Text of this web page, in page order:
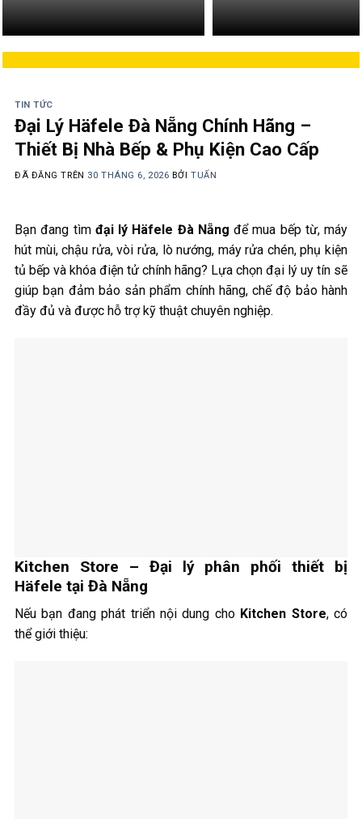
TIN TỨC
Đại Lý Häfele Đà Nẵng Chính Hãng –
Thiết Bị Nhà Bếp & Phụ Kiện Cao Cấp
ĐÃ ĐĂNG TRÊN 30 THÁNG 6, 2026 BỞITUẤN
Bạn đang tìm đại lý Häfele Đà Nẵng để mua bếp từ, máy
hút mùi, chậu rửa, vòi rửa, lò nướng, máy rửa chén, phụ kiện
tủ bếp và khóa điện tử chính hãng? Lựa chọn đại lý uy tín sẽ
giúp bạn đảm bảo sản phẩm chính hãng, chế độ bảo hành
đầy đủ và được hỗ trợ kỹ thuật chuyên nghiệp.
Kitchen Store – Đại lý phân phối thiết bị
Häfele tại Đà Nẵng
Nếu bạn đang phát triển nội dung cho Kitchen Store, có
thể giới thiệu: